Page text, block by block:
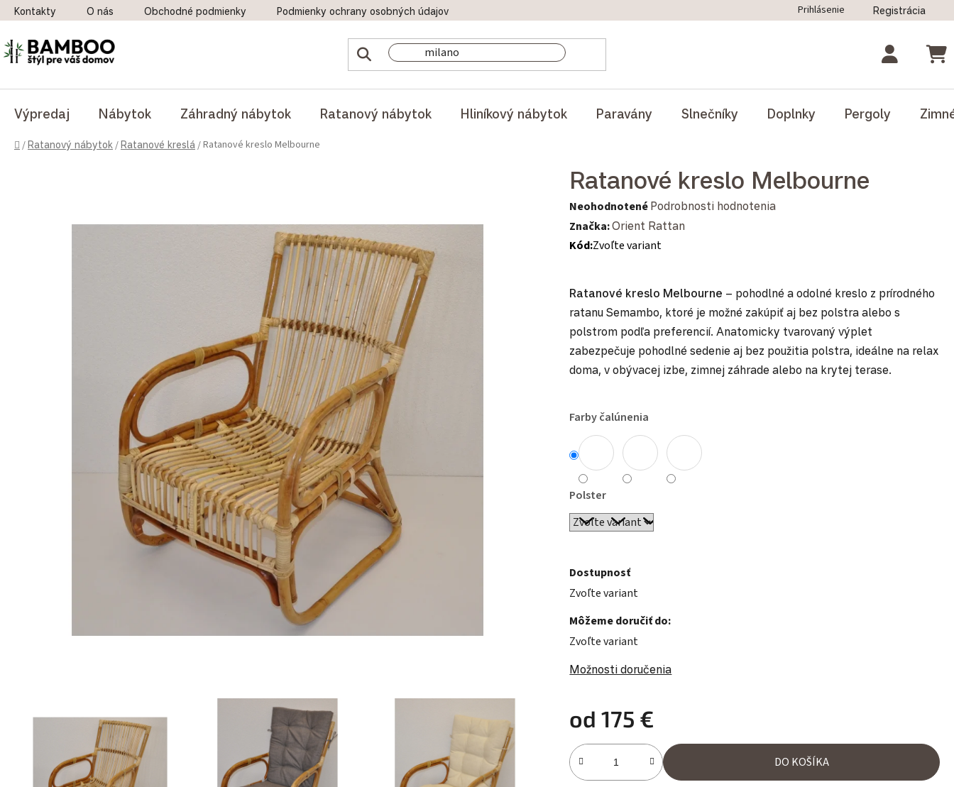
Prejsť na obsah
Kontakty O nás Obchodné podmienky Podmienky ochrany osobných údajov Odstúpenie od zmluvy
Prihlásenie Registrácia
Výpredaj Nábytok Záhradný nábytok Ratanový nábytok Hliníkový nábytok Paravány Slnečníky Doplnky Pergoly
Domov
/Ratanový nábytok /Ratanové kreslá /Ratanové kreslo Melbourne
Ratanové kreslo Melbourne
Priemerné hodnotenie produktu je 0,0 z 5 hviezdičiek.
Neohodnotené Podrobnosti hodnotenia
Značka:Orient Rattan
Kód:Zvoľte variant
Ratanové kreslo Melbourne – pohodlné a odolné kreslo z prírodného
ratanu Semambo, ktoré je možné zakúpiť aj bez polstra alebo s
polstrom podľa preferencií. Anatomicky tvarovaný výplet
zabezpečuje pohodlné sedenie aj bez použitia polstra, ideálne na relax
doma, v obývacej izbe, zimnej záhrade alebo na krytej terase.
Farby čalúnenia
Polster
Dostupnosť
Zvoľte variant
Môžeme doručiť do:
Zvoľte variant
Možnosti doručenia
od175 €
Jednotková cena:
DO KOŠÍKA